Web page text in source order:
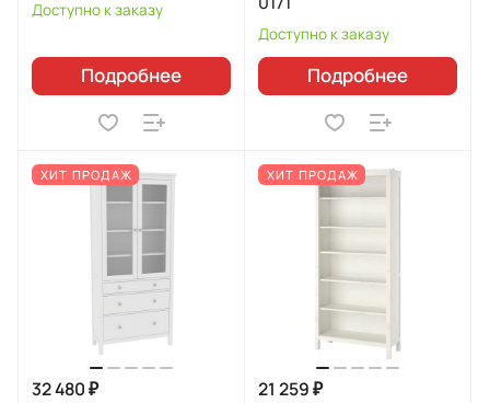
Доступно к заказу
Подробнее
Доступно к заказу
Подробнее
ХИТ ПРОДАЖ
32 480 ₽
ХИТ ПРОДАЖ
21 259 ₽